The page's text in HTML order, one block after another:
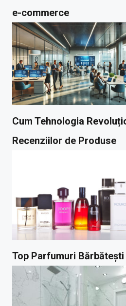
e-commerce
Cum Tehnologia
Recenziilor de Produse
Top Parfumuri